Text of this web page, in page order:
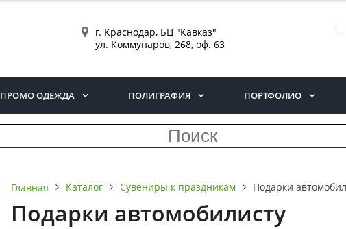
г. Краснодар, БЦ "Кавказ"
ул. Коммунаров, 268, оф. 63
ПРОМО ОДЕЖДА ПОЛИГРАФИЯ ПОРТФОЛИО
Главная Каталог Сувениры к праздникам Подарки
Подарки автомобилисту